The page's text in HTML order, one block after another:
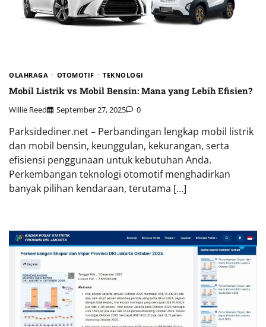
OLAHRAGA OTOMOTIF TEKNOLOGI
Mobil Listrik vs Mobil Bensin: Mana yang Lebih Efisien?
Willie Reed September 27, 2025 0
Parksidediner.net – Perbandingan lengkap mobil listrik
dan mobil bensin, keunggulan, kekurangan, serta
efisiensi penggunaan untuk kebutuhan Anda.
Perkembangan teknologi otomotif menghadirkan
banyak pilihan kendaraan, terutama […]